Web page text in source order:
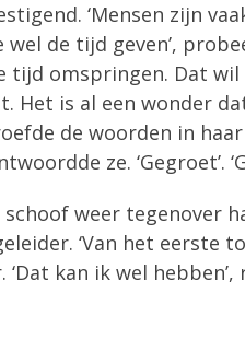
‘Mensen zijn
wel de tijd geven’,
omspringen. Dat
is al een wonder
de woorden in
ze. ‘Gegroet’.
weer tegenover
‘Van het
kan ik wel